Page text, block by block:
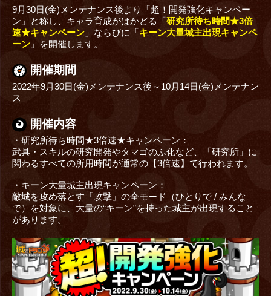
9月30日(金)メンテナンス後より「超！開発強化キャンペー
ン」と称し、キャラ育成がはかどる「研究所待ち時間★3倍
速★キャンペーン 」ならびに「キーン大量城主出現キャンペ
ーン 」を開催します。
開催期間
2022年9月30日(金)メンテナンス後～10月14日(金)メンテナン
ス
開催内容
・研究所待ち時間★3倍速★キャンペーン：
武具・スキルの研究開発やタマゴのふ化など、「研究所」に
関わるすべての所用時間が通常の【3倍速】で行われます。
・キーン大量城主出現キャンペーン：
敵城を攻め落とす「攻撃」の全モード（ひとりで / みんな
で）を対象に、大量の“キーン”を持った城主が出現すること
があります。